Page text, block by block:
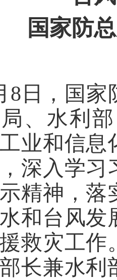
国家防
8 日，国
、水利
业和信息
深入学习
精神，落
和台风发
救灾工作
长兼水利